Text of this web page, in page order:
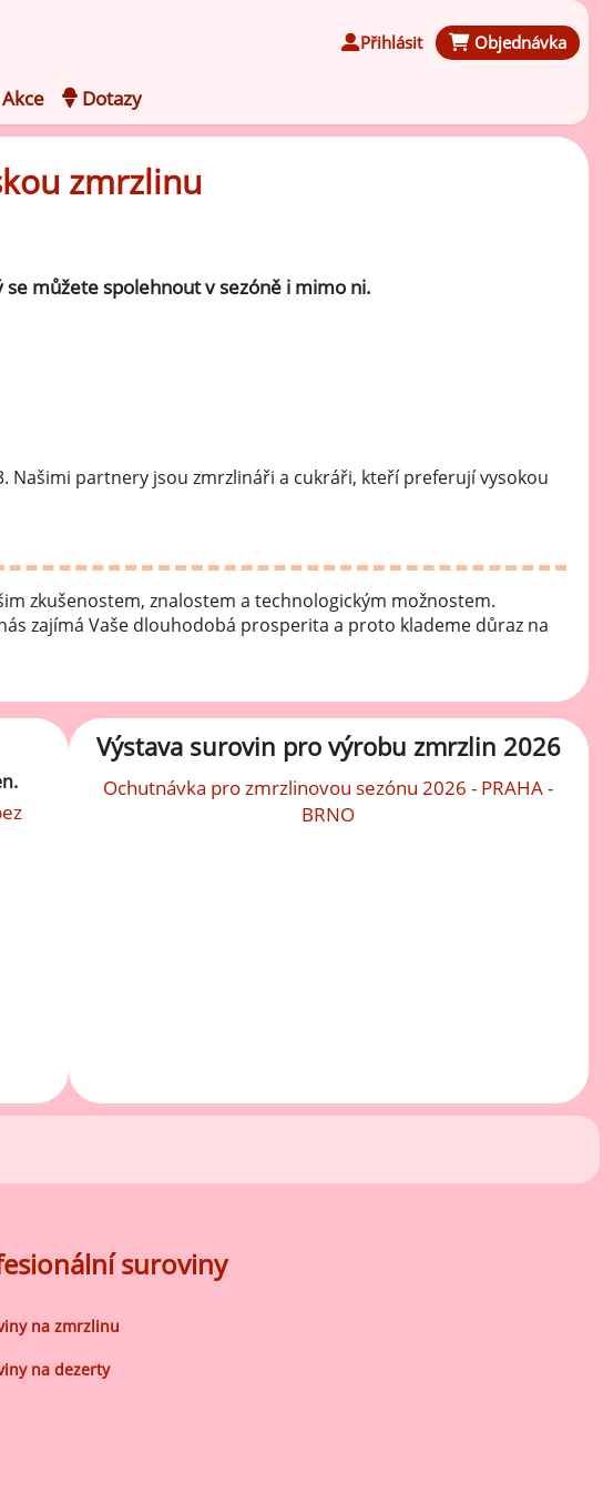
Sušenkové ochucovací pasty
Dotazy
Přihlásit Objednávka
zmrzlinu
můžete spolehnout v sezóně i mimo ni.
Našimi partnery jsou zmrzlináři a cukráři, kteří preferují vysokou
zkušenostem, znalostem a technologickým možnostem.
zajímá Vaše dlouhodobá prosperita a proto klademe důraz na
Výstava surovin pro výrobu zmrzlin 2026
Ochutnávka pro zmrzlinovou sezónu 2026 - PRAHA -
BRNO
suroviny
na zmrzlinu
na dezerty